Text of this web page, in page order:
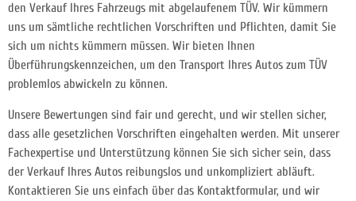
den Verkauf Ihres Fahrzeugs mit abgelaufenem TÜV. Wir kümmern
uns um sämtliche rechtlichen Vorschriften und Pflichten, damit Sie
sich um nichts kümmern müssen. Wir bieten Ihnen
Überführungskennzeichen, um den Transport Ihres Autos zum TÜV
problemlos abwickeln zu können.
Unsere Bewertungen sind fair und gerecht, und wir stellen sicher,
dass alle gesetzlichen Vorschriften eingehalten werden. Mit unserer
Fachexpertise und Unterstützung können Sie sich sicher sein, dass
der Verkauf Ihres Autos reibungslos und unkompliziert abläuft.
Kontaktieren Sie uns einfach über das Kontaktformular, und wir